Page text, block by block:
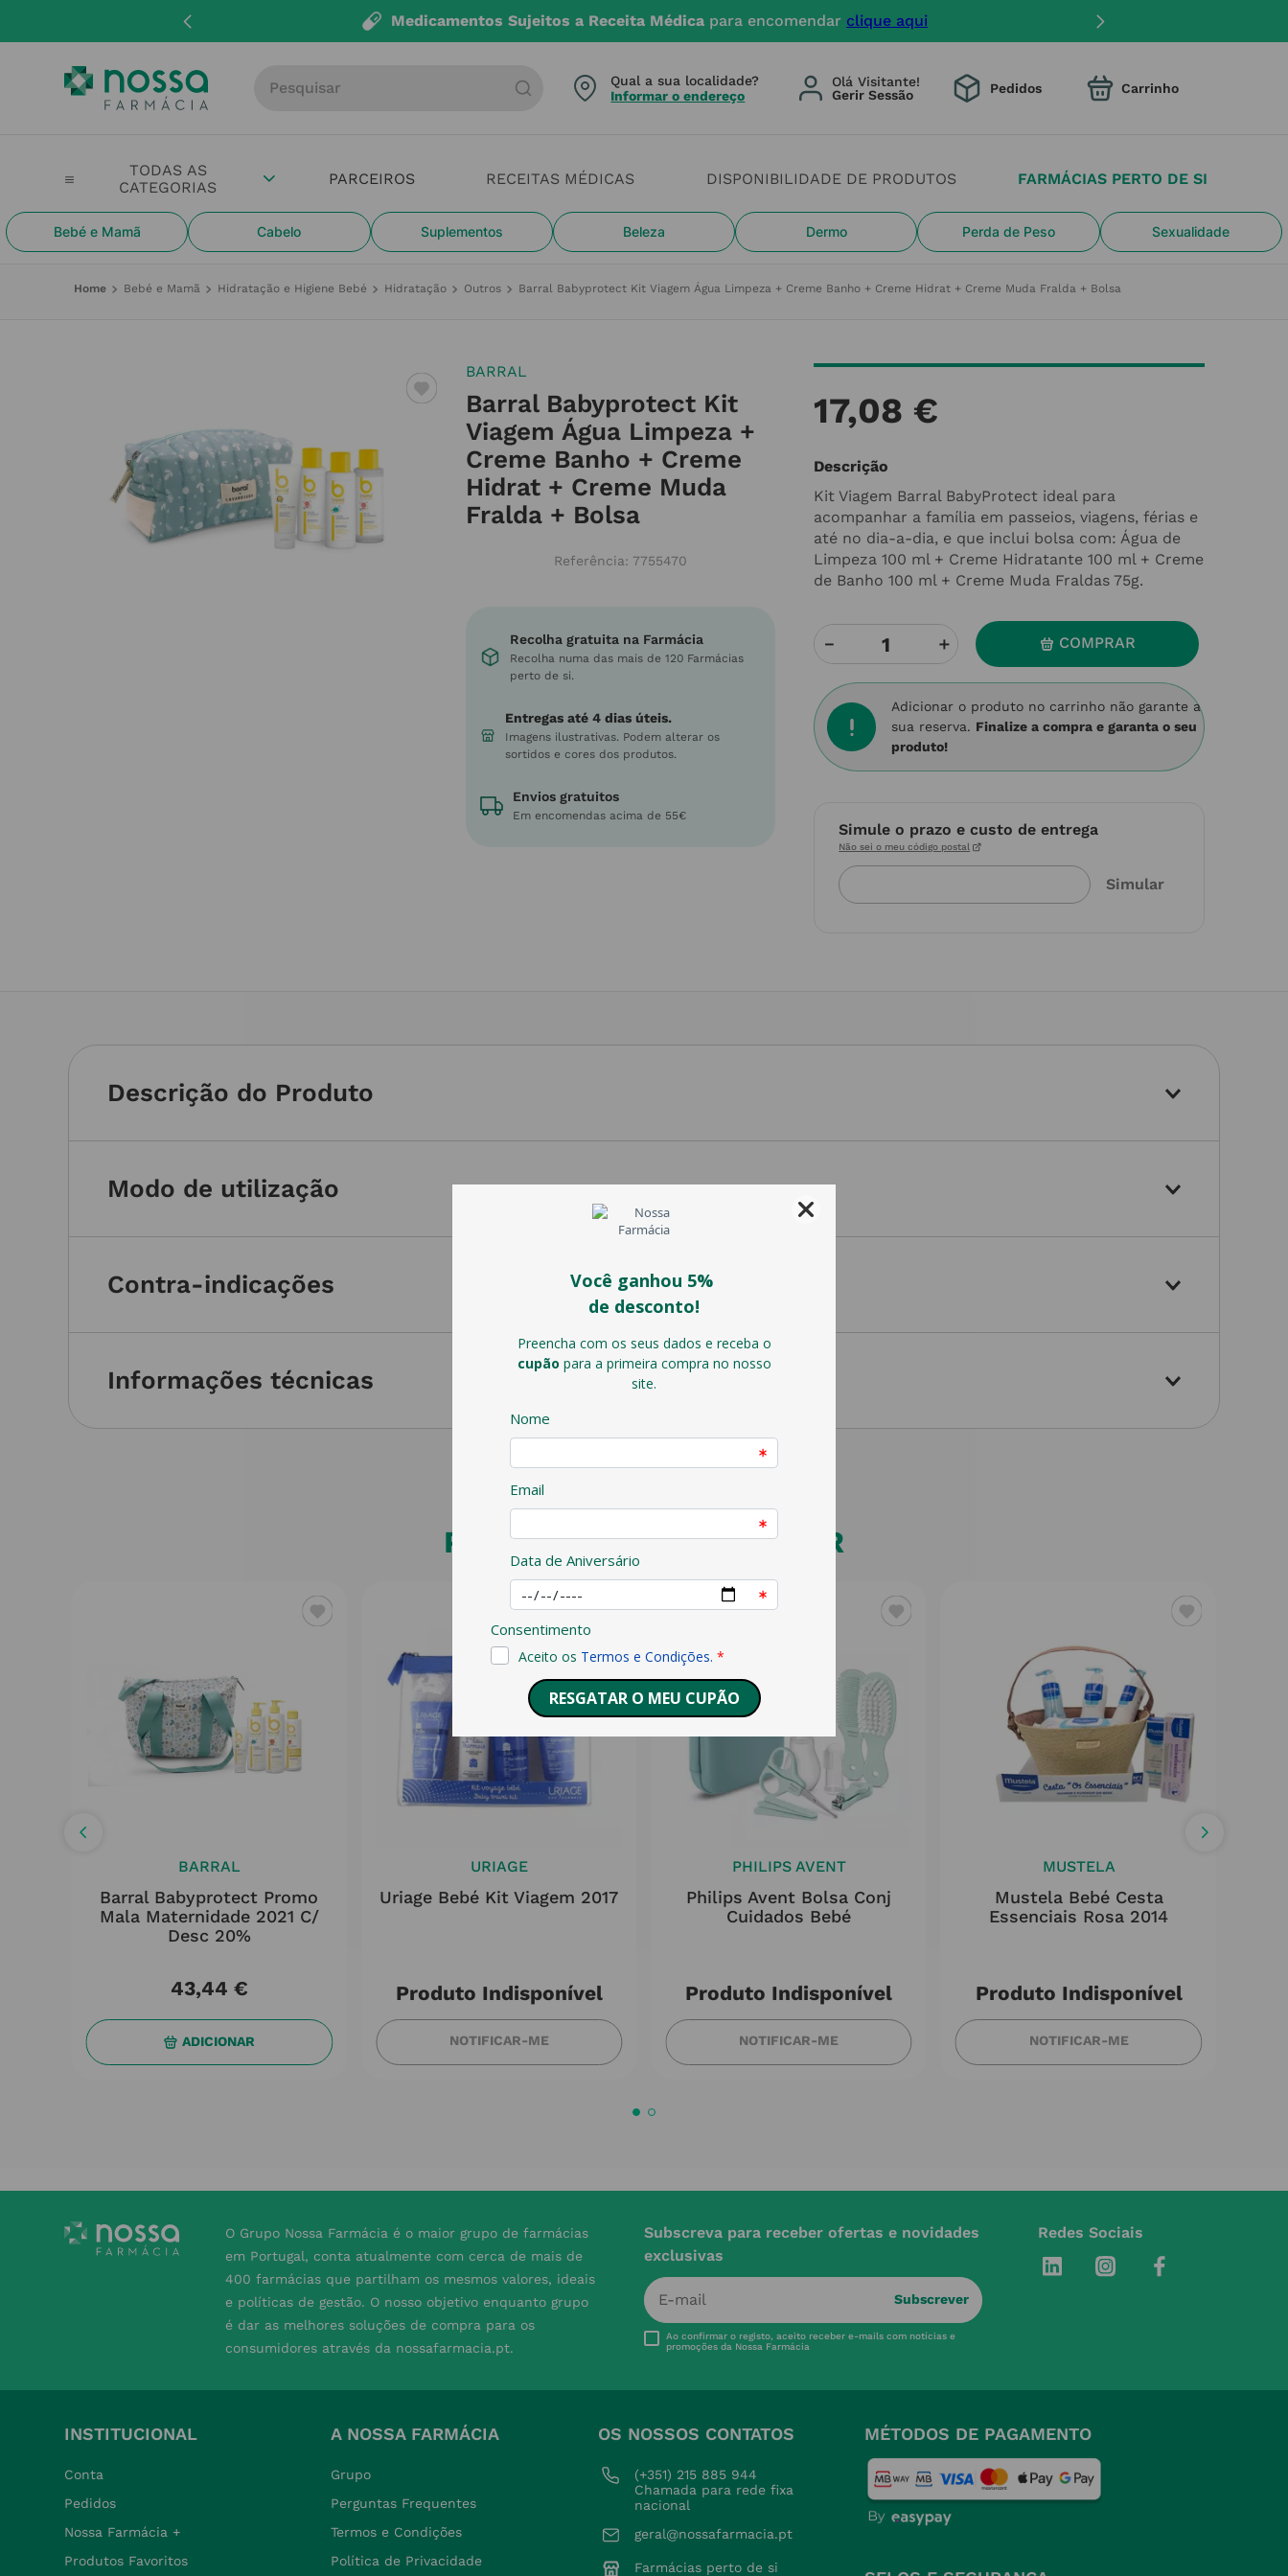
Medicamentos Sujeitos a Receita Médica para encomendar clique aqui
PARCEIROS RECEITAS MÉDICAS DISPONIBILIDADE DE PRODUTOS FARMÁCIAS PERTO DE SI
Bebé e Mamã Cabelo Suplementos Beleza Dermo Perda de Peso Sexualidade
Qual a sua localidade?
Informar o endereço
Olá Visitante! Pedidos
Bebé e Mamã Hidratação e Higiene Bebé Hidratação Outros Barral Babyprotect Kit Viagem Água Limpeza + Creme Banho + Creme Hidrat + Creme Muda Fralda + Bolsa
BARRAL
Barral Babyprotect Kit
Viagem Água Limpeza +
Creme Banho + Creme
Hidrat + Creme Muda
Fralda + Bolsa
Referência: 7755470
Recolha gratuita na Farmácia
Recolha numa das mais de 120 Farmácias
perto de si.
Entregas até 4 dias úteis.
Imagens ilustrativas. Podem alterar os
sortidos e cores dos produtos.
Envios gratuitos
Em encomendas acima de 55€
17,08 €
Descrição
Kit Viagem Barral BabyProtect ideal para
acompanhar a família em passeios, viagens, férias e
até no dia-a-dia, e que inclui bolsa com: Água de
Limpeza 100 ml + Creme Hidratante 100 ml + Creme
de Banho 100 ml + Creme Muda Fraldas 75g.
＋
－ COMPRAR
Adicionar o produto no carrinho não garante a
sua reserva. Finalize a compra e garanta o seu
produto!
Simule o prazo e custo de entrega
Não sei o meu código postal
Descrição do Produto
Modo de utilização
Contra-indicações
Informações técnicas
PODERÁ TAMBÉM GOSTAR
BARRAL
Barral Babyprotect Promo
Mala Maternidade 2021 C/
Desc 20%
43,44 €
ADICIONAR
URIAGE
Uriage Bebé Kit Viagem 2017
Produto Indisponível
NOTIFICAR-ME
PHILIPS AVENT
Philips Avent Bolsa Conj
Cuidados Bebé
Produto Indisponível
NOTIFICAR-ME
MUSTELA
Mustela Bebé Cesta
Essenciais Rosa 2014
Produto Indisponível
NOTIFICAR-ME
O Grupo Nossa Farmácia é o maior grupo de farmácias
em Portugal, conta atualmente com cerca de mais de
400 farmácias que partilham os mesmos valores, ideais
e políticas de gestão. O nosso objetivo enquanto grupo
é dar as melhores soluções de compra para os
consumidores através da nossafarmacia.pt.
Subscreva para receber ofertas e novidades
exclusivas
Subscrever
Ao confirmar o registo, aceito receber e-mails com notícias e
promoções da Nossa Farmácia
Redes Sociais
INSTITUCIONAL
Conta
Pedidos
Nossa Farmácia +
Produtos Favoritos
A NOSSA FARMÁCIA
Grupo
Perguntas Frequentes
Termos e Condições
Política de Privacidade
OS NOSSOS CONTATOS
(+351) 215 885 944
Chamada para rede fixa
nacional
geral@nossafarmacia.pt
Farmácias perto de si
MÉTODOS DE PAGAMENTO